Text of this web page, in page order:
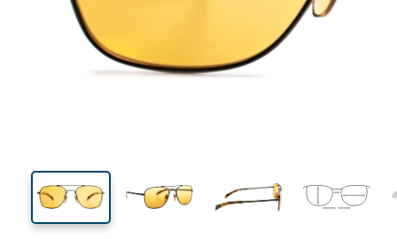
Visina leće
55 mm
Širina leće